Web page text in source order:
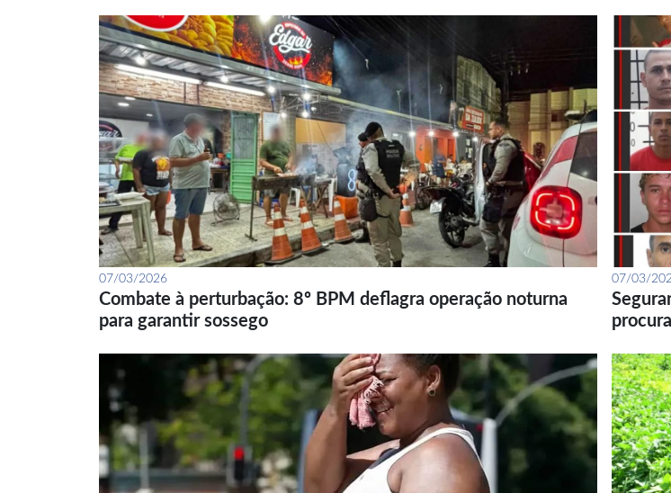
07/03/2026
Combate à perturbação: 8º BPM deflagra operação noturna
para garantir sossego
07/03/